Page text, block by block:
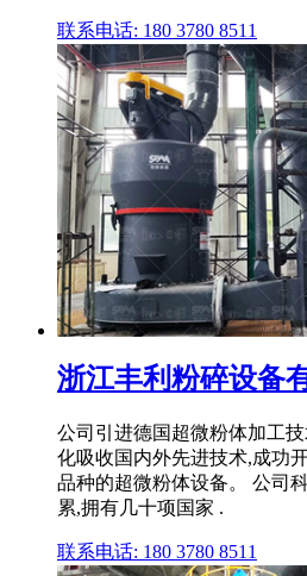
联系电话: 180 3780 8511
浙江丰利粉碎设备
公司引进德国超微粉体加工
化吸收国内外先进技术,成功
品种的超微粉体设备。 公司
累,拥有几十项国家 .
联系电话: 180 3780 8511